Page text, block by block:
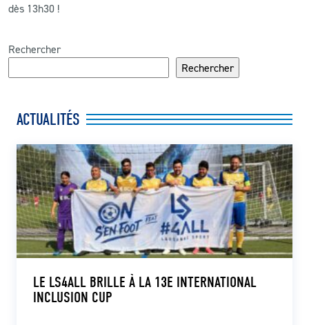
dès 13h30 !
Rechercher
Rechercher
ACTUALITÉS
LE LS4ALL BRILLE À LA 13E INTERNATIONAL
INCLUSION CUP